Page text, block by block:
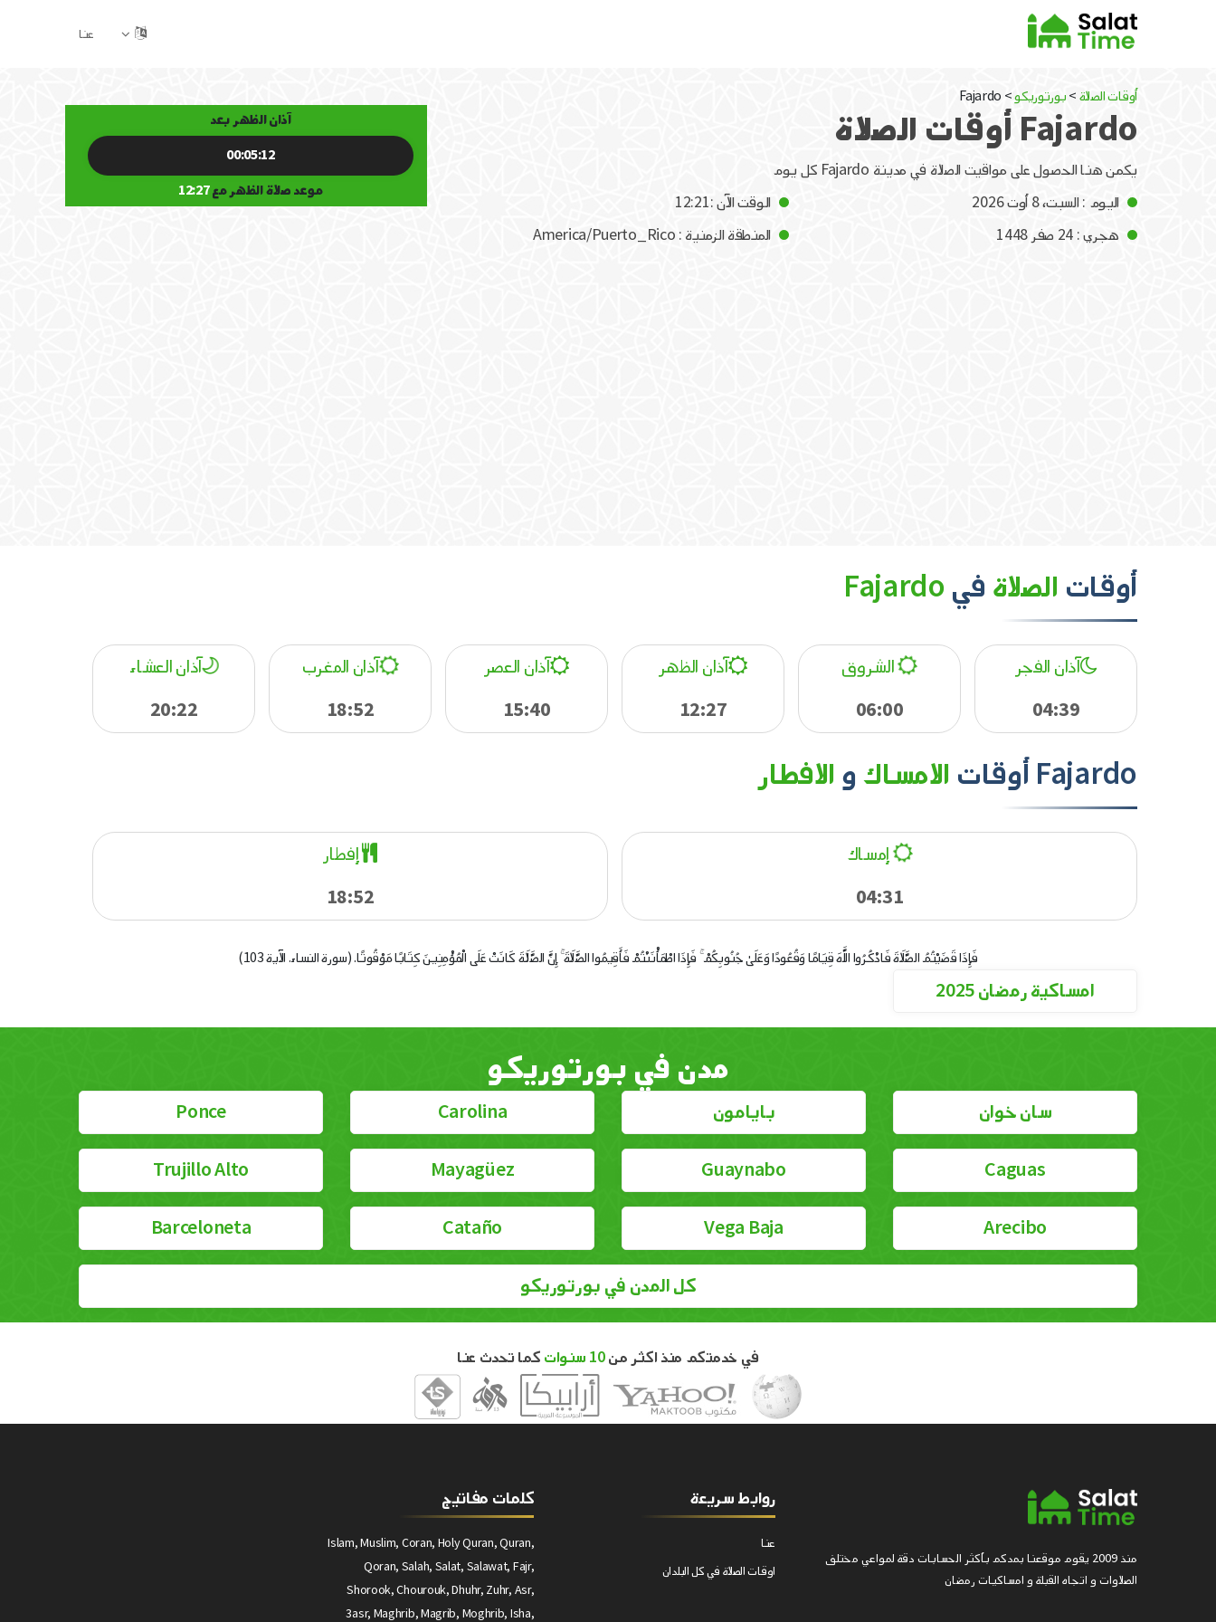
عنا
أوقات الصلاة > بورتوريكو> Fajardo
Fajardo أوقات الصلاة
يكمن هنا الحصول على مواقيت الصلاة في مدينة Fajardo كل يوم
الوقت الآن :12:21
اليوم : السبت، 8 أوت 2026
المنطقة الزمنية : America/Puerto_Rico
هجري : 24 صفر 1448
آذان الظهر بعد
00:05:12
موعد صلاة الظهر مع12:27
أوقات الصلاة في
آذان الفجر
04:39
الشروق
06:00
آذان الظهر
12:27
آذان العصر
15:40
آذان المغرب
18:52
آذان العشاء
20:22
Fajardo أوقات الامساك و الافطار
إمساك
04:31
إفطار
18:52
فَإِذَا قَضَيْتُمُ الصَّلَاةَ فَاذْكُرُوا اللَّهَ قِيَامًا وَقُعُودًا وَعَلَىٰ جُنُوبِكُمْ ۚ فَإِذَا اطْمَأْنَنْتُمْ فَأَقِيمُوا الصَّلَاةَ ۚ إِنَّ الصَّلَاةَ كَانَتْ عَلَى الْمُؤْمِنِينَ كِتَابًا مَوْقُوتًا. (سورة النساء. الآية 103)
امساكية رمضان 2025
مدن في بورتوريكو
سان خوان بايامون Carolina
Ponce
Caguas
Guaynabo
Mayagüez
Trujillo Alto
Arecibo
Vega Baja
Cataño
Barceloneta
كل المدن في بورتوريكو
في خدمتكم منذ اكثر من10 سنوات كما تحدث عنا
منذ 2009 يقوم موقعنا بمدكم بأكثر الحسابات دقة لمواعي مختلف
الصلاوات و اتجاه القبلة و امساكيات رمضان
روابط سريعة
عنا
اوقات الصلاة في كل البلدان
كلمات مفاتيج
Islam, Muslim, Coran, Holy Quran, Quran,
Qoran, Salah, Salat, Salawat, Fajr,
Shorook, Chourouk, Dhuhr, Zuhr, Asr,
3asr, Maghrib, Magrib, Moghrib, Isha,